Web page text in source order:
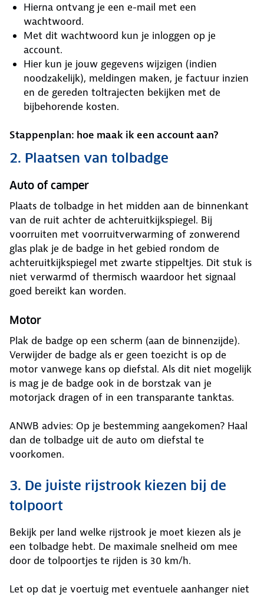
Hierna ontvang je een e-mail met een
wachtwoord.
Met dit wachtwoord kun je inloggen op je
account.
Hier kun je jouw gegevens wijzigen (indien
noodzakelijk), meldingen maken, je factuur inzien
en de gereden toltrajecten bekijken met de
bijbehorende kosten.
Stappenplan: hoe maak ik een account aan?
2. Plaatsen van tolbadge
Auto of camper
Plaats de tolbadge in het midden aan de binnenkant
van de ruit achter de achteruitkijkspiegel. Bij
voorruiten met voorruitverwarming of zonwerend
glas plak je de badge in het gebied rondom de
achteruitkijkspiegel met zwarte stippeltjes. Dit stuk is
niet verwarmd of thermisch waardoor het signaal
goed bereikt kan worden.
Motor
Plak de badge op een scherm (aan de binnenzijde).
Verwijder de badge als er geen toezicht is op de
motor vanwege kans op diefstal. Als dit niet mogelijk
is mag je de badge ook in de borstzak van je
motorjack dragen of in een transparante tanktas.
ANWB advies: Op je bestemming aangekomen? Haal
dan de tolbadge uit de auto om diefstal te
voorkomen.
3. De juiste rijstrook kiezen bij de
tolpoort
Bekijk per land welke rijstrook je moet kiezen als je
een tolbadge hebt. De maximale snelheid om mee
door de tolpoortjes te rijden is 30 km/h.
Let op dat je voertuig met eventuele aanhanger niet